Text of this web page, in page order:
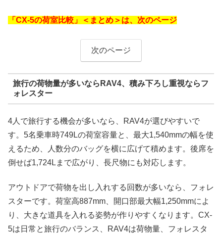
「CX-5の荷室比較」＜まとめ＞は、次のページ
次のページ
旅行の荷物量が多いならRAV4、積み下ろし重視ならフ
ォレスター
4人で旅行する機会が多いなら、RAV4が選びやすいで
す。5名乗車時749Lの荷室容量と、最大1,540mmの幅を使
えるため、人数分のバッグを横に広げて積めます。後席を
倒せば1,724Lまで広がり、長尺物にも対応します。
アウトドアで荷物を出し入れする回数が多いなら、フォレ
スターです。荷室高887mm、開口部最大幅1,250mmによ
り、大きな道具を入れる姿勢が作りやすくなります。CX-
5は日常と旅行のバランス、RAV4は荷物量、フォレスタ